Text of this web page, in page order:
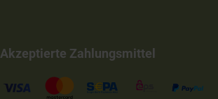
Akzeptierte Zahlungsmittel